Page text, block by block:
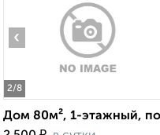
2/8
‹
Дом 80м², 1-этажный,